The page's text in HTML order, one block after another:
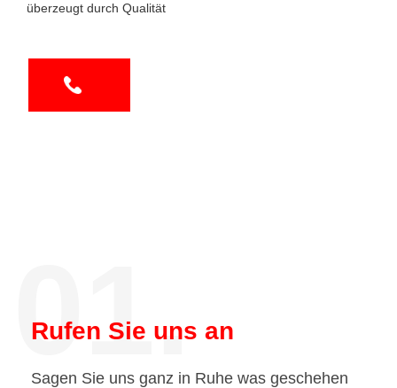
überzeugt durch Qualität
01.
Rufen Sie uns an
Sagen Sie uns ganz in Ruhe was geschehen